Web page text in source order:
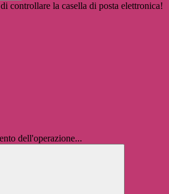
controllare la casella di posta elettronica!
dell'operazione...